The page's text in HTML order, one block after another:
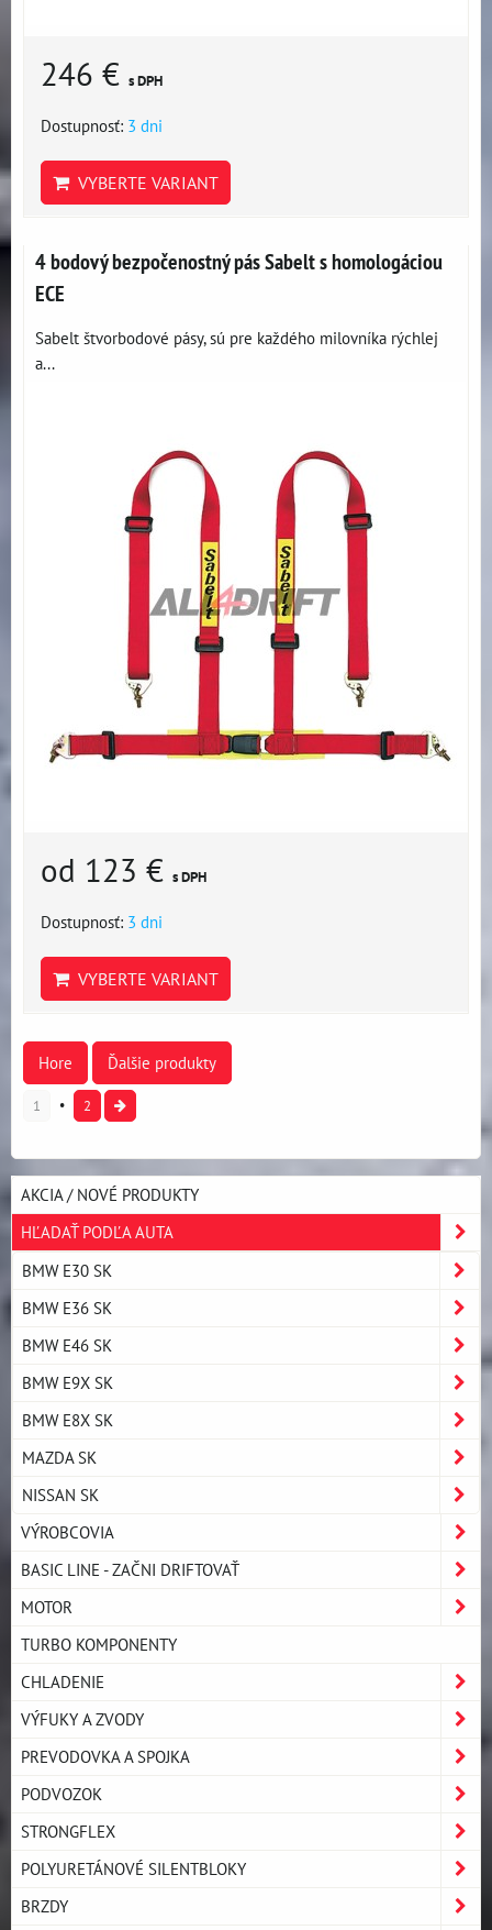
246 € s DPH
Dostupnosť: 3 dni
VYBERTE VARIANT
4 bodový bezpočenostný pás Sabelt s homologáciou
ECE
Sabelt štvorbodové pásy, sú pre každého milovníka rýchlej
a...
od 123 € s DPH
Dostupnosť: 3 dni
VYBERTE VARIANT
Hore Ďalšie produkty
1 2
AKCIA / NOVÉ PRODUKTY
HĽADAŤ PODĽA AUTA
BMW E30 SK
BMW E36 SK
BMW E46 SK
BMW E9X SK
BMW E8X SK
MAZDA SK
NISSAN SK
VÝROBCOVIA
BASIC LINE - ZAČNI DRIFTOVAŤ
MOTOR
TURBO KOMPONENTY
CHLADENIE
VÝFUKY A ZVODY
PREVODOVKA A SPOJKA
PODVOZOK
STRONGFLEX
POLYURETÁNOVÉ SILENTBLOKY
BRZDY